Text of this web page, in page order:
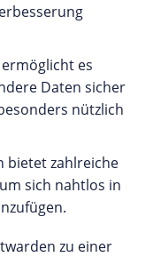
es
Daten sicher
nützlich
bietet zahlreiche
sich nahtlos in
zu einer